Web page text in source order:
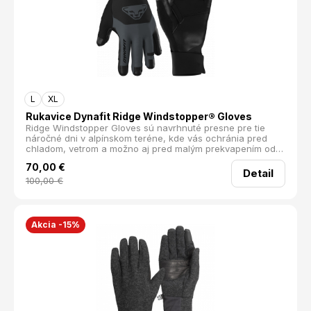
prechodné obdobia vyrobené v súlade so zásadami
L XL
Rukavice Dynafit Ridge Windstopper® Gloves
Ridge Windstopper Gloves sú navrhnuté presne pre tie
náročné dni v alpínskom teréne, kde vás ochránia pred
chladom, vetrom a možno aj pred malým prekvapením od
počasia. Z mojej skúsenosti ako horského sprievodcu, nič
nepokazí deň rýchlejšie ako zamrznuté prsty – tieto
rukavice to vyriešia s úsmevom.
70,00 €
100,00€
Detail
Akcia -15%